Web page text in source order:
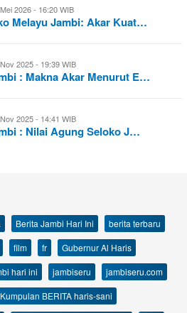
2026 - 16:20 WIB
Melayu Jambi: Akar Kuat…
2025 - 19:39 WIB
: Makna Akar Menurut E…
2025 - 14:41 WIB
: Nilai Agung Seloko J…
Berita Jambi Hari Ini
berita terbaru
film fr
Gubernur Al Haris
hari ini jambiseru
jambiseru.com
Kumpulan BERITA haris-sani